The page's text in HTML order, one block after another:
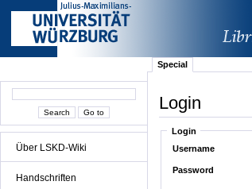
Über LSKD-Wiki
Handschriften
Special
Login
Login
Username
Password